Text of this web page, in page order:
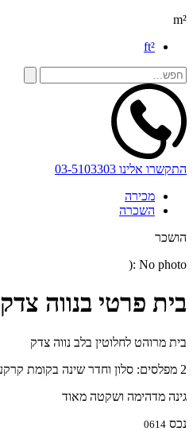
m²
ft²
התקשרו אלינו 03-5103303
מכירה
השכרה
הושכר
No photo :(
בית פרטי בנווה צדק
בית מרוהט לחלוטין בלב נווה צדק
2 מפלסים: סלון וחדר שינה בקומת קרקע וחדר שינה בקומה ראשונה
גינה מדהימה ושקטה מאוד
נכס 0614